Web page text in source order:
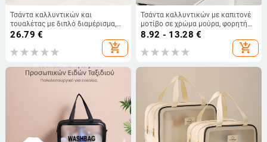
Τσάντα καλλυντικών και
τουαλέτας με διπλό διαμέρισμα,
χειρολαβή, PU δέρμα, φλοράλ
μοτίβο, αστικός μινιμαλισμός,
unisex, για αποθήκευση σε ταξίδια
26.79 €
add_shopping_cart
Τσάντα καλλυντικών με καπιτονέ
μοτίβο σε χρώμα μούρα, φορητή
τσάντα αποθήκευσης Four Seasons
χωρητικότητας, για κορίτσια
8.92 - 13.28 €
add_shopping_cart